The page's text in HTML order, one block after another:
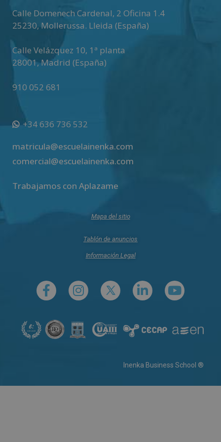
v
e
:
Calle Domenech Cardenal, 2 Oficina 1.4
25230, Mollerussa. Lleida (España)
Calle Velázquez 10, 1ª planta
28001,Madrid (España)
910 052 681
+34 636 736 532
matricula@escuelainenka.com
comercial@escuelainenka.com
Trabajamos con Aplazame
Mapa del sitio
Tablón de anuncios
Información Legal
Inenka Business School ®